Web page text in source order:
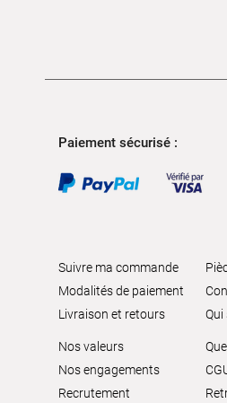
Paiement sécurisé :
Suivre ma commande
Modalités de paiement
Livraison et retours
Qui
Nos valeurs
Nos engagements
Recrutement